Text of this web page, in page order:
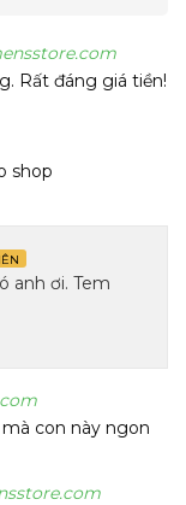
Rất đáng giá tiền!
shop
anh ơi. Tem
con này ngon